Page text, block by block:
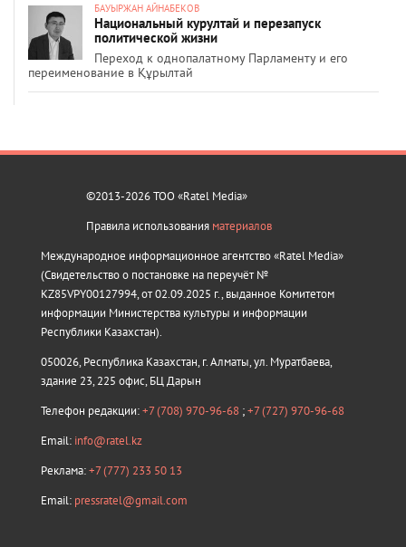
БАУЫРЖАН АЙНАБЕКОВ
Национальный курултай и перезапуск
политической жизни
Переход к однопалатному Парламенту и его
переименование в Құрылтай
©2013-2026 ТОО «Ratel Media»
Правила использования материалов
Международное информационное агентство «Ratel Media»
(Свидетельство о постановке на переучёт №
KZ85VPY00127994, от 02.09.2025 г., выданное Комитетом
информации Министерства культуры и информации
Республики Казахстан).
050026, Республика Казахстан, г. Алматы, ул. Муратбаева,
здание 23, 225 офис, БЦ Дарын
Телефон редакции:+7 (708) 970-96-68 ;+7 (727) 970-96-68
Email: info@ratel.kz
Реклама:+7 (777) 233 50 13
Email: pressratel@gmail.com